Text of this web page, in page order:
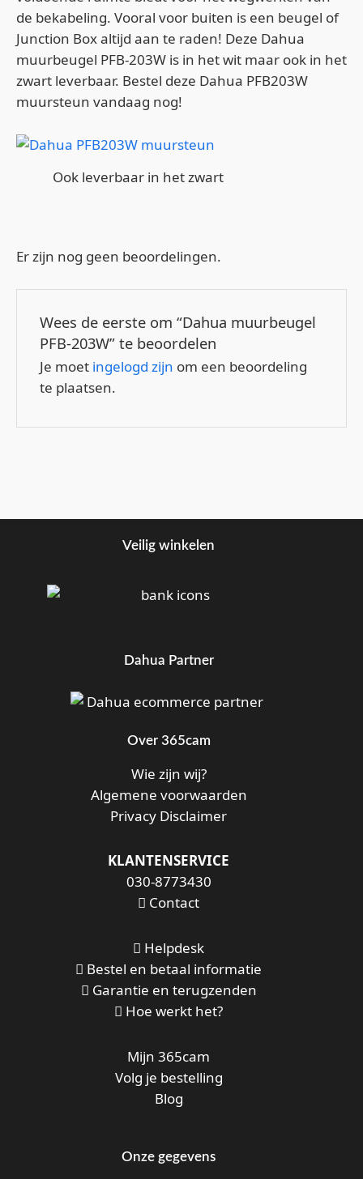
de bekabeling. Vooral voor buiten is een beugel of
Junction Box altijd aan te raden! Deze Dahua
muurbeugel PFB-203W is in het wit maar ook in het
zwart leverbaar. Bestel deze Dahua PFB203W
muursteun vandaag nog!
Ook leverbaar in het zwart
Er zijn nog geen beoordelingen.
Wees de eerste om “Dahua muurbeugel
PFB-203W” te beoordelen
Je moet ingelogd zijn om een beoordeling
te plaatsen.
Veilig winkelen
Dahua Partner
Over 365cam
Wie zijn wij?
Algemene voorwaarden
Privacy Disclaimer
KLANTENSERVICE
030-8773430
Contact
Helpdesk
Bestel en betaal informatie
Garantie en terugzenden
Hoe werkt het?
Mijn 365cam
Volg je bestelling
Blog
Onze gegevens